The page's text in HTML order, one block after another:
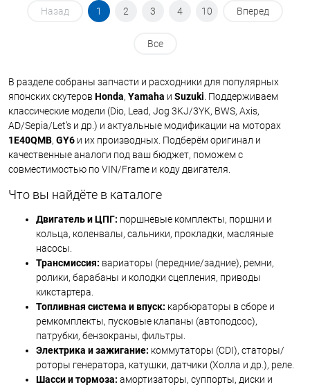
Назад 1 2 3 4 10 Вперед
Все
В разделе собраны запчасти и расходники для популярных
японских скутеров Honda, Yamaha и Suzuki . Поддерживаем
классические модели (Dio, Lead, Jog 3KJ/3YK, BWS, Axis,
AD/Sepia/Let’s и др.) и актуальные модификации на моторах
1E40QMB, GY6 и их производных. Подберём оригинал и
качественные аналоги под ваш бюджет, поможем с
совместимостью по VIN/Frame и коду двигателя.
Что вы найдёте в каталоге
Двигатель и ЦПГ: поршневые комплекты, поршни и
кольца, коленвалы, сальники, прокладки, масляные
насосы.
Трансмиссия: вариаторы (передние/задние), ремни,
ролики, барабаны и колодки сцепления, приводы
кикстартера.
Топливная система и впуск: карбюраторы в сборе и
ремкомплекты, пусковые клапаны (автоподсос),
патрубки, бензокраны, фильтры.
Электрика и зажигание: коммутаторы (CDI), статоры/
роторы генератора, катушки, датчики (Холла и др.), реле.
Шасси и тормоза: амортизаторы, суппорты, диски и